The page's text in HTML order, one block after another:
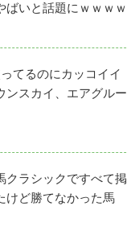
ばいと話題にｗｗｗｗ
てるのにカッコイイ
スカイ、エアグルー
クラシックですべて掲
けど勝てなかった馬